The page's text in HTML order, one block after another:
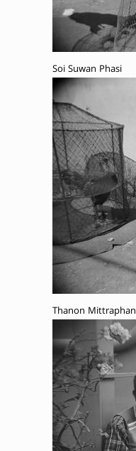
Soi Suwan Phasi
Thanon Mittraphan